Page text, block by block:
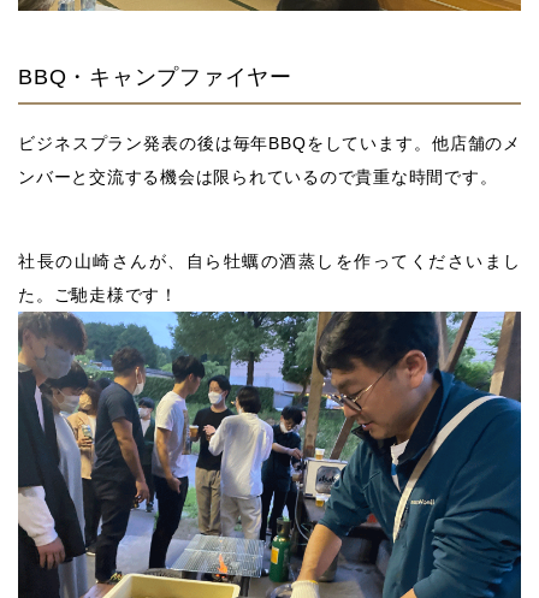
BBQ・キャンプファイヤー
ビジネスプラン発表の後は毎年BBQをしています。他店舗のメ
ンバーと交流する機会は限られているので貴重な時間です。
社長の山崎さんが、自ら牡蠣の酒蒸しを作ってくださいまし
た。ご馳走様です！